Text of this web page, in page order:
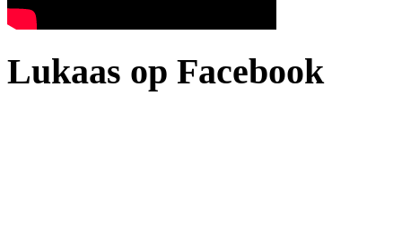
Lukaas op Facebook